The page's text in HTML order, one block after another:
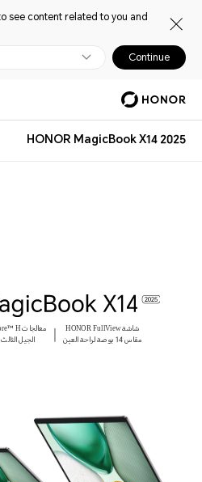
see content related to you and
Continue
HONOR MagicBook X14 2025
شاشة HONOR FullView
مقاس 14 بوصة لراحة العين
معالجات Intel® Core™ H
الجيل